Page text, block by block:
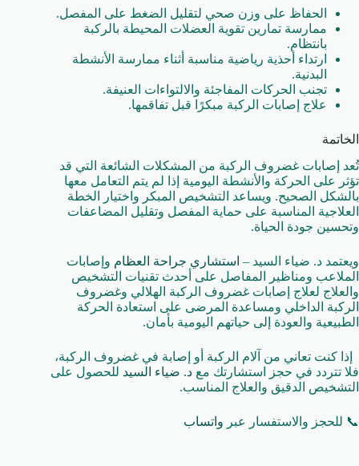
الحفاظ على وزن صحي لتقليل الضغط على المفصل.
ممارسة تمارين تقوية العضلات المحيطة بالركبة
بانتظام.
ارتداء أحذية رياضية مناسبة أثناء ممارسة الأنشطة
البدنية.
تجنب الحركات المفاجئة والالتواءات العنيفة.
علاج إصابات الركبة مبكرًا قبل تفاقمها.
الخاتمة
تُعد إصابات غضروف الركبة من المشكلات الشائعة التي قد
تؤثر على الحركة والأنشطة اليومية إذا لم يتم التعامل معها
بالشكل الصحيح. ويساعد التشخيص المبكر واختيار الخطة
العلاجية المناسبة على حماية المفصل وتقليل المضاعفات
وتحسين جودة الحياة.
ويعتمد د. ضياء السيد – استشاري جراحة العظام وإصابات
الملاعب ومناظير المفاصل على أحدث تقنيات التشخيص
والعلاج لعلاج إصابات غضروف الركبة الهلالي وغضروف
الركبة الداخلي ومساعدة المرضى على استعادة الحركة
الطبيعية والعودة إلى حياتهم اليومية بأمان.
إذا كنت تعاني من آلام الركبة أو إصابة في غضروف الركبة،
فلا تتردد في حجز استشارتك مع د. ضياء السيد للحصول على
التشخيص الدقيق والعلاج المناسب.
📞 للحجز والاستفسار عبر واتساب